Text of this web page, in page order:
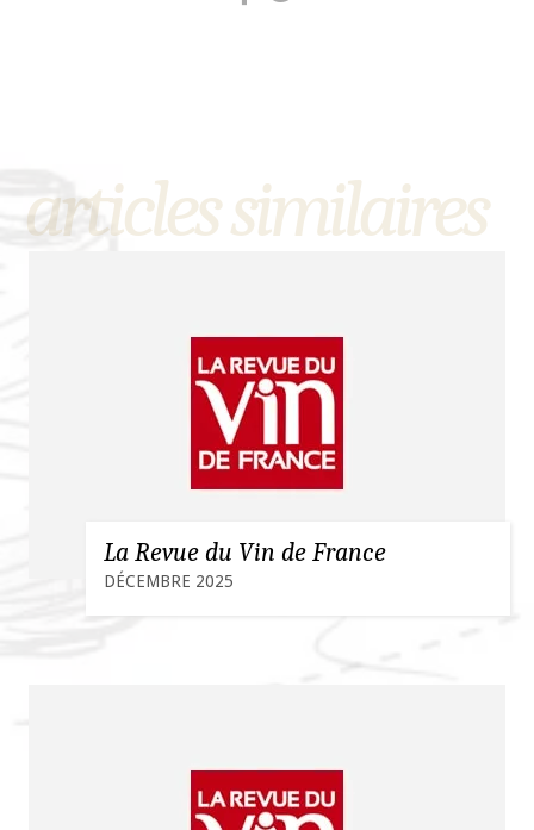
articles similaires
La Revue du Vin de France
DÉCEMBRE 2025